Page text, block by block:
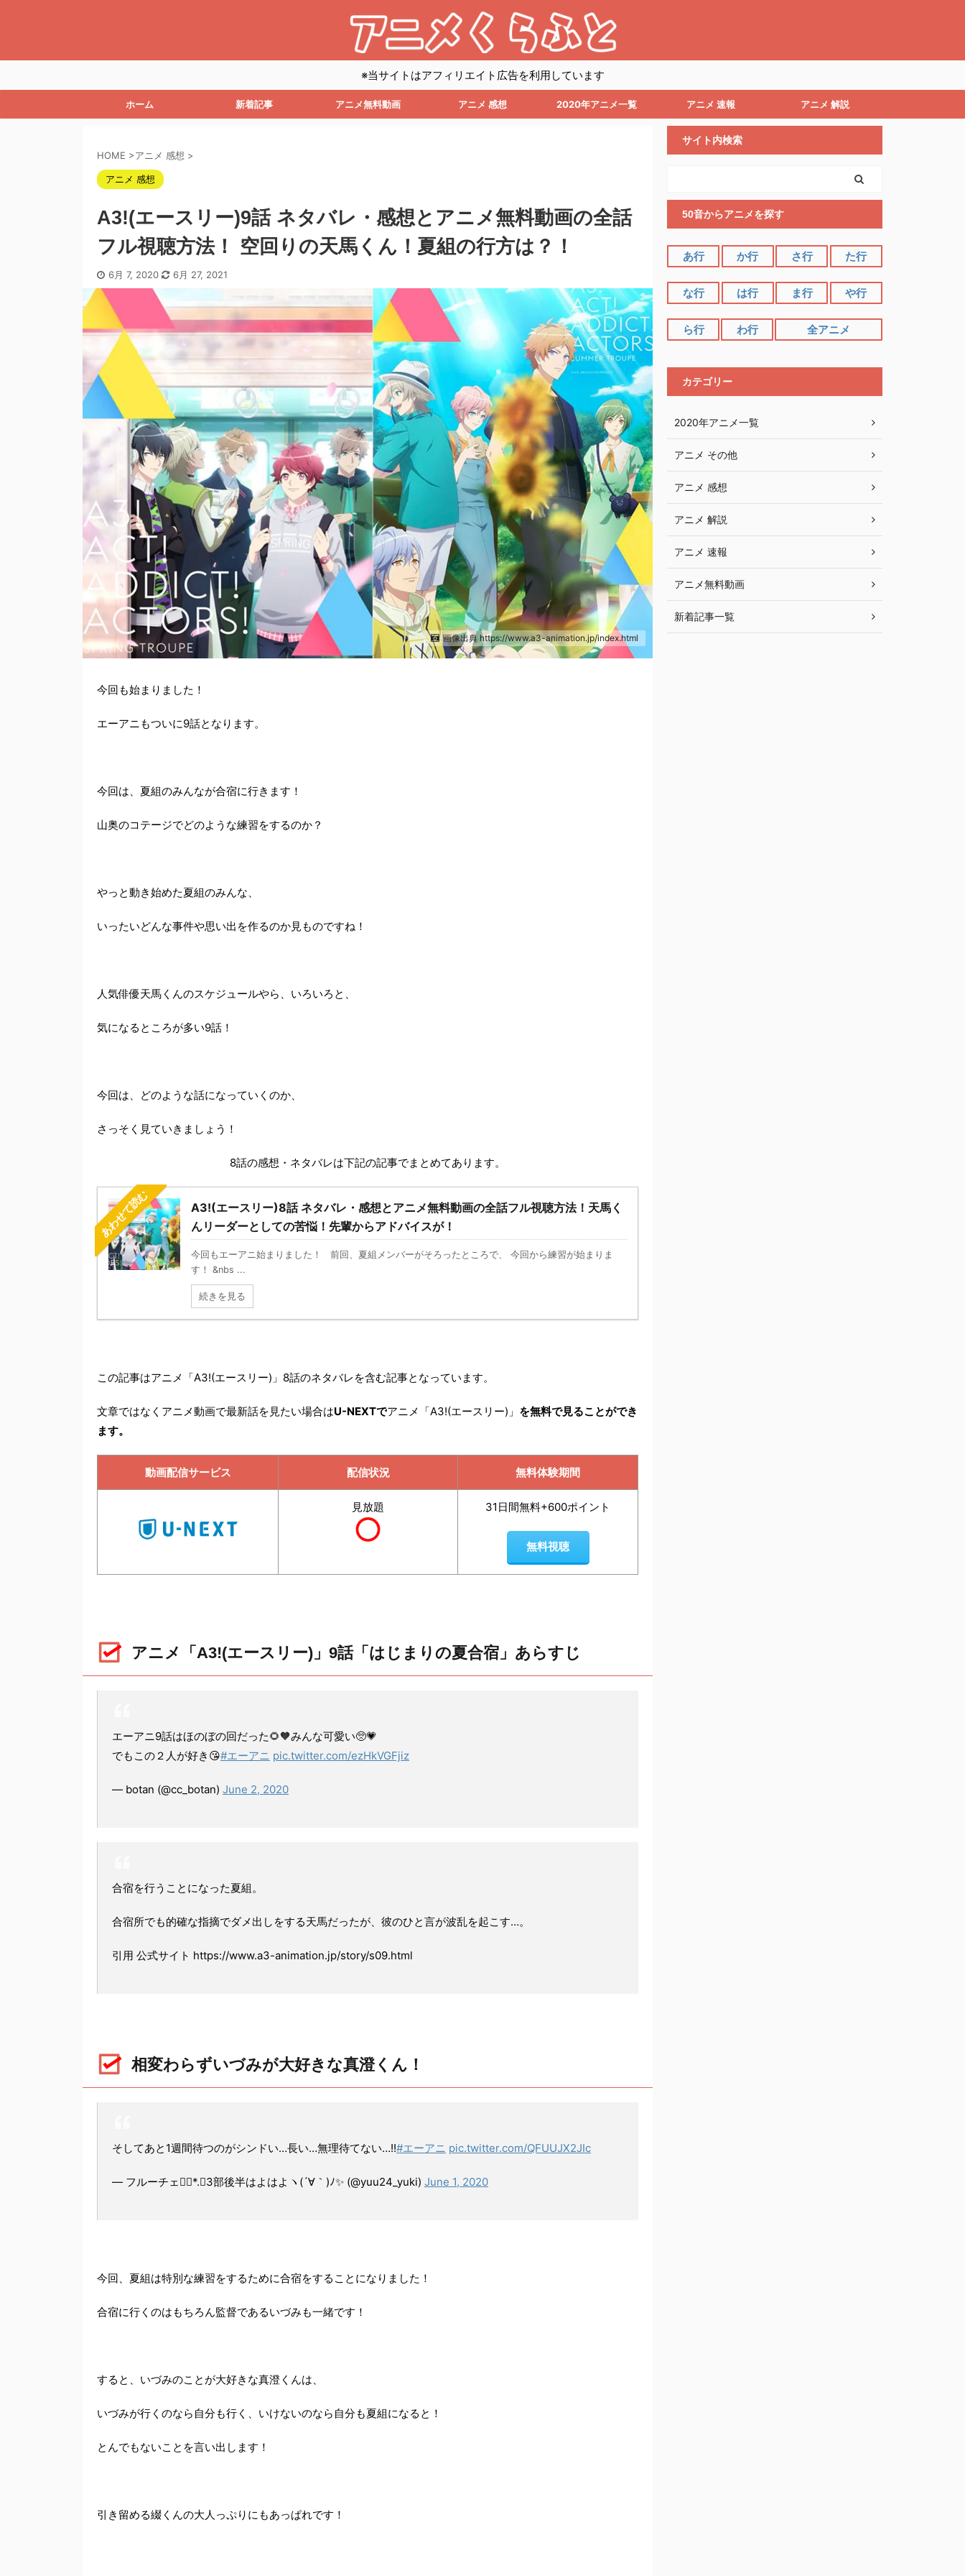
※当サイトはアフィリエイト広告を利用しています
ホーム 新着記事 アニメ無料動画 アニメ 感想 2020年アニメ一覧 アニメ 速報 アニメ 解説
HOME >アニメ 感想 >
アニメ 感想
A3!(エースリー)9話 ネタバレ・感想とアニメ無料動画の全話
フル視聴方法！ 空回りの天馬くん！夏組の行方は？！
6月 7, 2020 6月 27, 2021
画像出典 https://www.a3-animation.jp/index.html
今回も始まりました！
エーアニもついに9話となります。
今回は、夏組のみんなが合宿に行きます！
山奥のコテージでどのような練習をするのか？
やっと動き始めた夏組のみんな、
いったいどんな事件や思い出を作るのか見ものですね！
人気俳優天馬くんのスケジュールやら、いろいろと、
気になるところが多い9話！
今回は、どのような話になっていくのか、
さっそく見ていきましょう！
8話の感想・ネタバレは下記の記事でまとめてあります。
あわせて読む
A3!(エースリー)8話 ネタバレ・感想とアニメ無料動画の全話フル視聴方法！天馬く
んリーダーとしての苦悩！先輩からアドバイスが！
今回もエーアニ始まりました！ 前回、夏組メンバーがそろったところで、 今回から練習が始まりま
す！ &nbs ...
続きを見る
この記事はアニメ「A3!(エースリー)」 8話のネタバレを含む記事となっています。
文章ではなくアニメ動画で最新話を見たい場合はU-NEXTでアニメ「A3!(エースリー)」 を無料で見ることができ
ます。
動画配信サービス 配信状況 無料体験期間
見放題 31日間無料+600ポイント
無料視聴
アニメ「A3!(エースリー)」9話「はじまりの夏合宿」あらすじ
エーアニ9話はほのぼの回だった🌻🧡みんな可愛い🥺💗
でもこの２人が好き😘#エーアニ pic.twitter.com/ezHkVGFjiz
— botan (@cc_botan) June 2, 2020
合宿を行うことになった夏組。
合宿所でも的確な指摘でダメ出しをする天馬だったが、彼のひと言が波乱を起こす…。
引用 公式サイト https://www.a3-animation.jp/story/s09.html
相変わらずいづみが大好きな真澄くん！
そしてあと1週間待つのがシンドい…長い…無理待てない…!!#エーアニ pic.twitter.com/QFUUJX2JIc
— フルーチェ❁⃘*.ﾟ3部後半はよはよヽ(´∀｀)ﾉ✨ (@yuu24_yuki) June 1, 2020
今回、夏組は特別な練習をするために合宿をすることになりました！
合宿に行くのはもちろん監督であるいづみも一緒です！
すると、いづみのことが大好きな真澄くんは、
いづみが行くのなら自分も行く、いけないのなら自分も夏組になると！
とんでもないことを言い出します！
引き留める綴くんの大人っぷりにもあっぱれです！
サイト内検索
50音からアニメを探す
あ行 か行 さ行 た行
な行 は行 ま行 や行
ら行 わ行 全アニメ
カテゴリー
2020年アニメ一覧
アニメ その他
アニメ 感想
アニメ 解説
アニメ 速報
アニメ無料動画
新着記事一覧